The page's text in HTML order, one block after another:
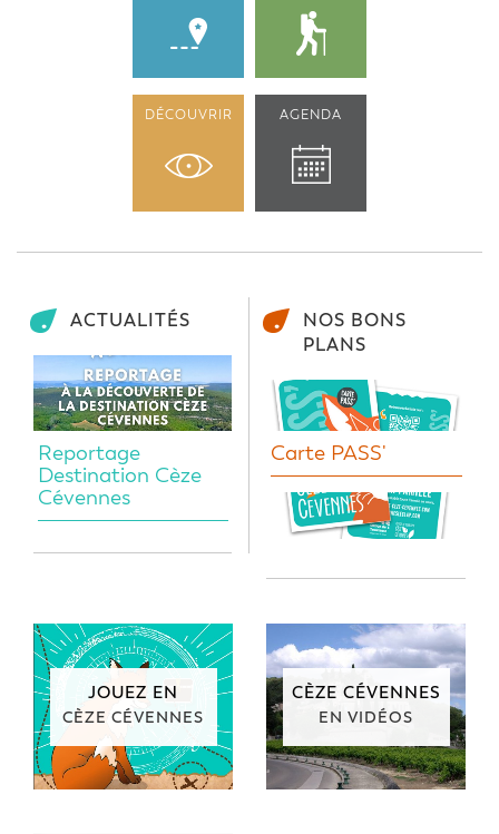
DÉCOUVRIR AGENDA
ACTUALITÉS
Reportage
Destination Cèze
Cévennes
NOS BONS
PLANS
Carte PASS'
JOUEZ EN
CÈZE CÉVENNES
CÈZE CÉVENNES
EN VIDÉOS